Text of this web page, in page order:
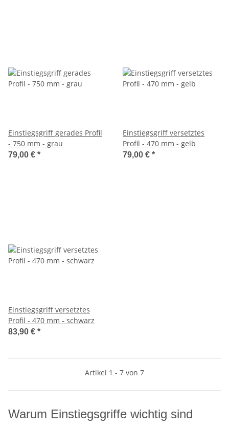
Einstiegsgriff gerades Profil
- 750 mm - grau
79,00 € *
Einstiegsgriff versetztes
Profil - 470 mm - gelb
79,00 € *
Einstiegsgriff versetztes
Profil - 470 mm - schwarz
83,90 € *
Artikel 1 - 7 von 7
Warum Einstiegsgriffe wichtig sind